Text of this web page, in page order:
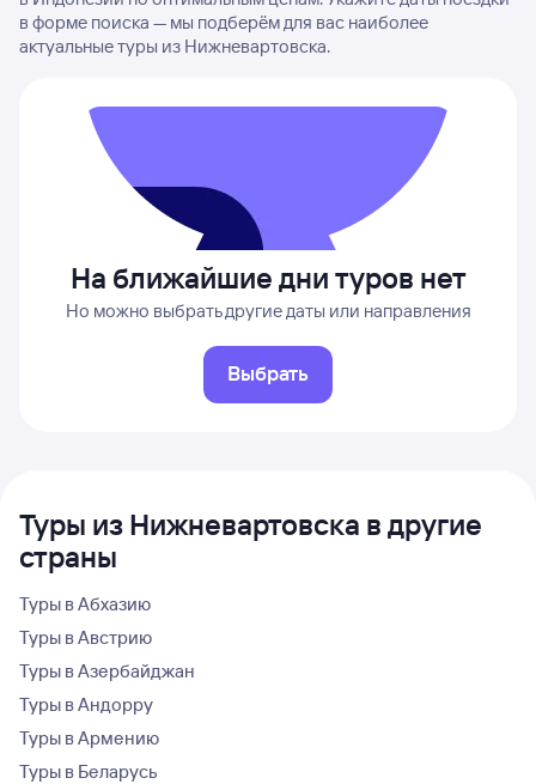
в форме поиска — мы подберём для вас наиболее
актуальные туры из Нижневартовска.
На ближайшие дни туров нет
Но можно выбрать другие даты или направления
Выбрать
Туры из Нижневартовска в другие
страны
Туры в Абхазию
Туры в Австрию
Туры в Азербайджан
Туры в Андорру
Туры в Армению
Туры в Беларусь